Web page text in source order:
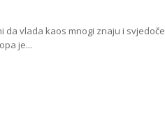
da vlada kaos mnogi znaju i svjedoče
je...